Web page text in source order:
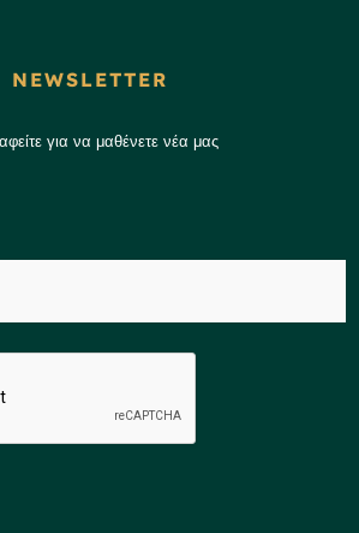
NEWSLETTER
για να μαθένετε νέα μας